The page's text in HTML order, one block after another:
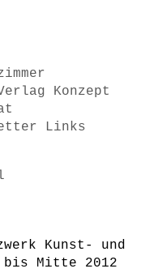
Konzept
Links
Kunst- und
Mitte 2012